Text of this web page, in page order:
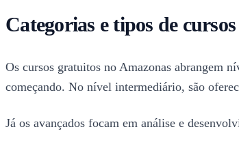
Categorias e tipos de
Os cursos gratuitos no Amazonas abrangem
começando. No nível intermediário, são
Já os avançados focam em análise e